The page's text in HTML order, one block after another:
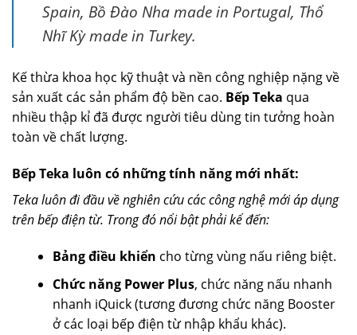
Spain, Bồ Đào Nha made in Portugal, Thổ
Nhĩ Kỳ made in Turkey.
Kế thừa khoa học kỹ thuật và nền công nghiệp nặng về
sản xuất các sản phẩm độ bền cao. Bếp Teka qua
nhiều thập kỉ đã được người tiêu dùng tin tưởng hoàn
toàn về chất lượng.
Bếp Teka luôn có những tính năng mới nhất:
Teka luôn đi đầu về nghiên cứu các công nghệ mới áp dụng
trên bếp điện từ. Trong đó nổi bật phải kể đến:
Bảng điều khiển cho từng vùng nấu riêng biệt.
Chức năng Power Plus, chức năng nấu nhanh
nhanh iQuick (tương đương chức năng Booster
ở các loại bếp điện từ nhập khẩu khác).